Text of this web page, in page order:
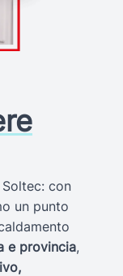
con
un punto
e provincia,